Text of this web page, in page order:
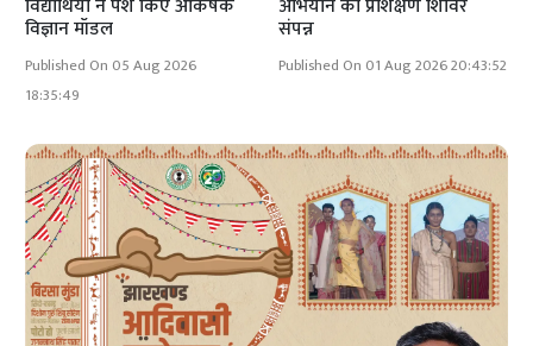
विद्यार्थियों ने पेश किए आकर्षक
विज्ञान मॉडल
Published On 05 Aug 2026
18:35:49
अभियान का प्रशिक्षण शिविर
संपन्न
Published On 01 Aug 2026 20:43:52